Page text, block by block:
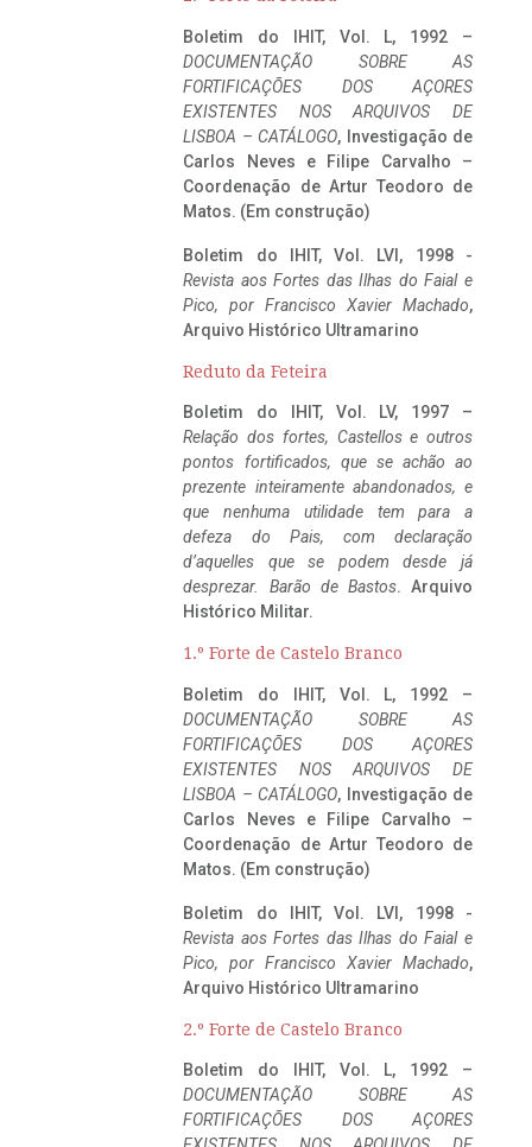
Boletim do IHIT, Vol. L, 1992 –
DOCUMENTAÇÃO SOBRE AS
FORTIFICAÇÕES DOS AÇORES
EXISTENTES NOS ARQUIVOS DE
LISBOA – CATÁLOGO, Investigação de
Carlos Neves e Filipe Carvalho –
Coordenação de Artur Teodoro de
Matos. (Em construção)
Boletim do IHIT, Vol. LVI, 1998 -
Revista aos Fortes das Ilhas do Faial e
Pico, por Francisco Xavier Machado,
Arquivo Histórico Ultramarino
Reduto da Feteira
Boletim do IHIT, Vol. LV, 1997 –
Relação dos fortes, Castellos e outros
pontos fortificados, que se achão ao
prezente inteiramente abandonados, e
que nenhuma utilidade tem para a
defeza do Pais, com declaração
d’aquelles que se podem desde já
desprezar. Barão de Bastos. Arquivo
Histórico Militar.
1.º Forte de Castelo Branco
Boletim do IHIT, Vol. L, 1992 –
DOCUMENTAÇÃO SOBRE AS
FORTIFICAÇÕES DOS AÇORES
EXISTENTES NOS ARQUIVOS DE
LISBOA – CATÁLOGO, Investigação de
Carlos Neves e Filipe Carvalho –
Coordenação de Artur Teodoro de
Matos. (Em construção)
Boletim do IHIT, Vol. LVI, 1998 -
Revista aos Fortes das Ilhas do Faial e
Pico, por Francisco Xavier Machado,
Arquivo Histórico Ultramarino
2.º Forte de Castelo Branco
Boletim do IHIT, Vol. L, 1992 –
DOCUMENTAÇÃO SOBRE AS
FORTIFICAÇÕES DOS AÇORES